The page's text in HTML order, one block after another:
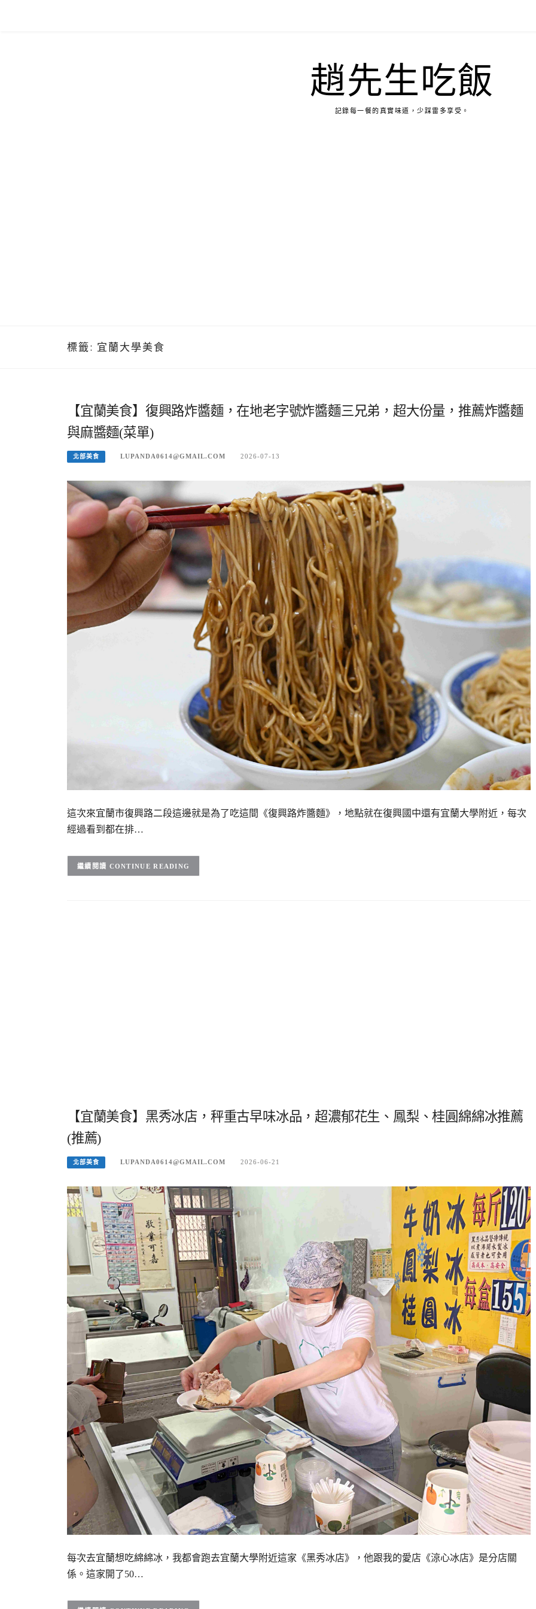
趙先生吃飯
記錄每一餐的真實味道，少踩雷多享受。
標籤: 宜蘭大學美食
【宜蘭美食】復興路炸醬麵，在地老字號炸醬麵三兄弟，超大份量，推薦炸醬麵
與麻醬麵(菜單)
北部美食 LUPANDA0614@GMAIL.COM 2026-07-13
這次來宜蘭市復興路二段這邊就是為了吃這間《復興路炸醬麵》，地點就在復興國中還有宜蘭大學附近，每次
經過看到都在排…
CONTINUE READING
【宜蘭美食】黑秀冰店，秤重古早味冰品，超濃郁花生、鳳梨、桂圓綿綿冰推薦
(推薦)
北部美食 LUPANDA0614@GMAIL.COM 2026-06-21
每次去宜蘭想吃綿綿冰，我都會跑去宜蘭大學附近這家《黑秀冰店》，他跟我的愛店《涼心冰店》是分店關
係。這家開了50…